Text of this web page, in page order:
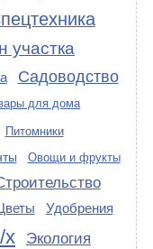
участка
Садоводство
для дома
Питомники
Овощи и фрукты
Удобрения
х Экология